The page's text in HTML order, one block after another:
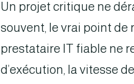
Un projet critique ne
souvent, le vrai point de
prestataire IT fiable ne
d’exécution, la vitesse